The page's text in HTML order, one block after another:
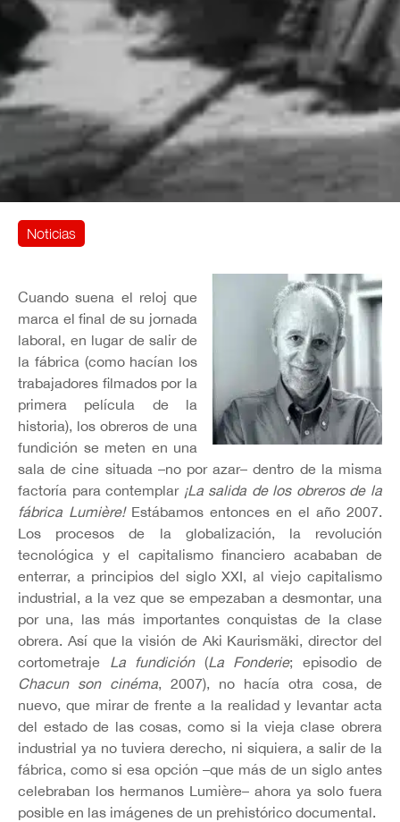
Noticias
Cuando suena el reloj que
marca el final de su jornada
laboral, en lugar de salir de
la fábrica (como hacían los
trabajadores filmados por la
primera película de la
historia), los obreros de una
fundición se meten en una
sala de cine situada –no por azar– dentro de la misma
factoría para contemplar ¡La salida de los obreros de la
fábrica Lumière!Estábamos entonces en el año 2007.
Los procesos de la globalización, la revolución
tecnológica y el capitalismo financiero acababan de
enterrar, a principios del siglo XXI, al viejo capitalismo
industrial, a la vez que se empezaban a desmontar, una
por una, las más importantes conquistas de la clase
obrera. Así que la visión de Aki Kaurismäki, director del
cortometraje La fundición(La Fonderie; episodio de
Chacun son cinéma, 2007), no hacía otra cosa, de
nuevo, que mirar de frente a la realidad y levantar acta
del estado de las cosas, como si la vieja clase obrera
industrial ya no tuviera derecho, ni siquiera, a salir de la
fábrica, como si esa opción –que más de un siglo antes
celebraban los hermanos Lumière– ahora ya solo fuera
posible en las imágenes de un prehistórico documental.